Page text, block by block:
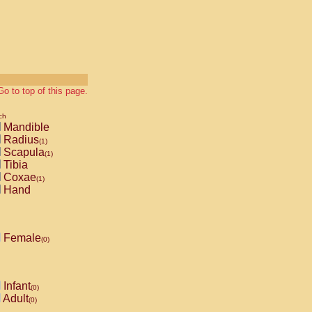
to top of this page.
Mandible
Radius(1)
Scapula(1)
Tibia
Coxae(1)
Hand
Female(0)
Infant(0)
Adult(0)